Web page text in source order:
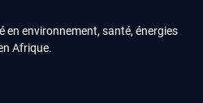
en environnement, santé, énergies
Afrique.